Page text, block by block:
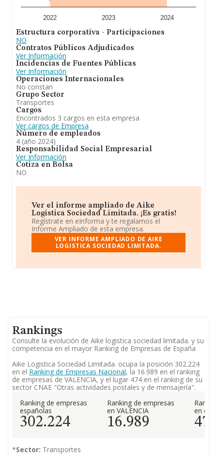
de 12 años. Los empleados de media son 7.
A modo de conclusión,
Aike Logistica Sociedad
su actividad principal es la de otras actividades postales
y de correos (cnae 5320). Se ha posicionado más abajo
en el ranking de sectores frente al 2023. Se ha
posicionado más abajo en el ranking nacional (de todas
las empresas presentes en el territorio) frente al 2023.
2022 2023 2024
Estructura corporativa - Participaciones
NO
Contratos Públicos Adjudicados
Ver Información
Incidencias de Fuentes Públicas
Ver Información
Operaciones Internacionales
No constan
Grupo Sector
Transportes
Cargos
Encontrados 3 cargos en esta empresa
Ver cargos de Empresa
Número de empleados
4 (año 2024)
Responsabilidad Social Empresarial
Ver Información
Cotiza en Bolsa
NO
Ver el informe ampliado de Aike
Logistica Sociedad Limitada. ¡Es gratis!
Regístrate en eInforma y te regalamos el
Informe Ampliado de esta empresa.
VER INFORME AMPLIADO DE AIKE
LOGISTICA SOCIEDAD LIMITADA.
Rankings
Consulte la evolución de Aike logistica sociedad limitada. y su
competencia en el mayor Ranking de Empresas de España
Aike Logistica Sociedad Limitada. ocupa la posición 302.224
en el Ranking de Empresas Nacional, la 16.989 en el ranking
de empresas de VALENCIA, y el lugar 474 en el ranking de su
sector CNAE "Otras actividades postales y de mensajería".
Ranking de empresas
españolas
302.224
Ranking de empresas
en VALENCIA
16.989
en el
474
*Sector: Transportes